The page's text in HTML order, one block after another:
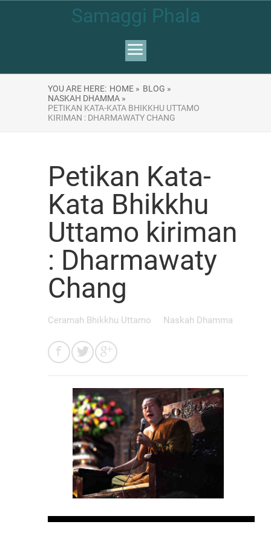
Samaggi Phala
YOU ARE HERE: HOME » BLOG »
NASKAH DHAMMA »
PETIKAN KATA-KATA BHIKKHU UTTAMO
KIRIMAN : DHARMAWATY CHANG
Petikan Kata-
Kata Bhikkhu
Uttamo kiriman
: Dharmawaty
Chang
Ceramah Bhikkhu Uttamo Naskah Dhamma